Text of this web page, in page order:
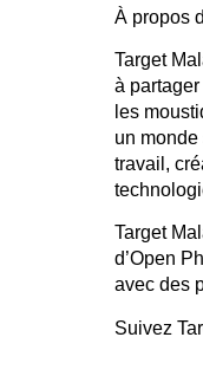
À propos
Target
à
les
un
travail,
Target
d’Open
avec des
Suivez